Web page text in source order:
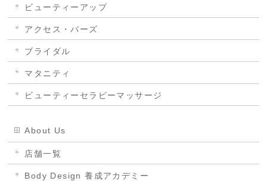
ビューティーアップ
アクセス・バーズ
ブライダル
マタニティ
ビューティーセラピーマッサージ
About Us
店舗一覧
Body Design 養成アカデミー